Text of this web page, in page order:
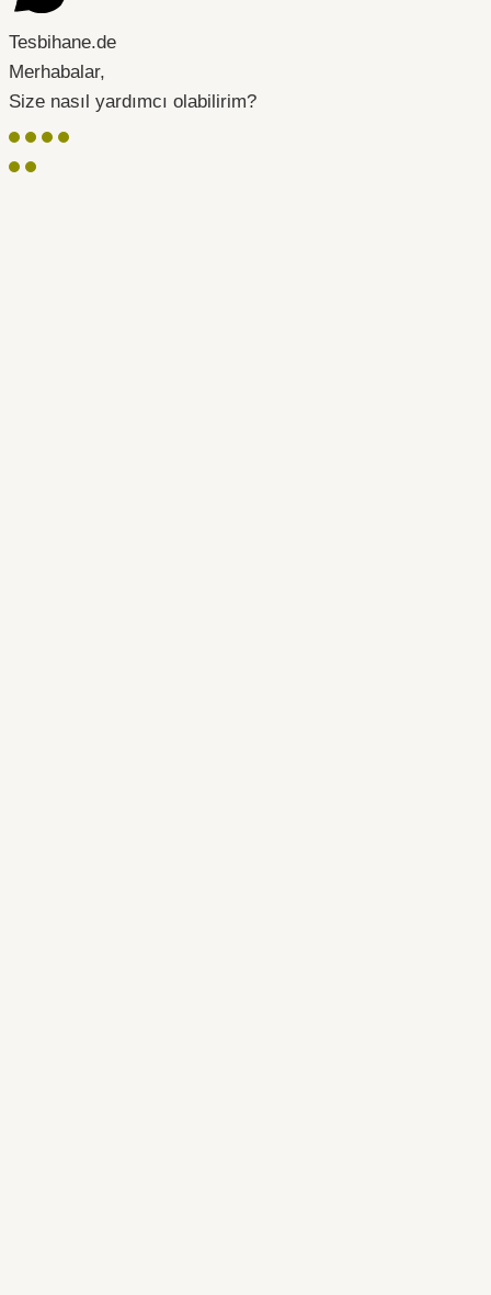
Tesbihane.de
Merhabalar,
Size nasıl yardımcı olabilirim?